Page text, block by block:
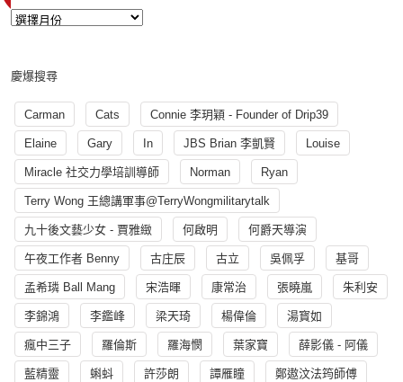
慶爆搜尋
Carman Cats Connie 李玥穎 - Founder of Drip39
Elaine Gary In JBS Brian 李凱賢 Louise
Miracle 社交力學培訓導師 Norman Ryan
Terry Wong 王總講軍事@TerryWongmilitarytalk
九十後文藝少女 - 賈雅緻 何啟明 何爵天導演
午夜工作者 Benny 古庄辰 古立 吳佩孚 基哥
孟希璘 Ball Mang 宋浩暉 康常治 張曉嵐 朱利安
李錦鴻 李鑑峰 梁天琦 楊偉倫 湯寳如
瘋中三子 羅倫斯 羅海憫 葉家寶 薛影儀 - 阿儀
藍精靈 蝌蚪 許莎朗 譚雁瞳 鄭遨汶法筠師傅